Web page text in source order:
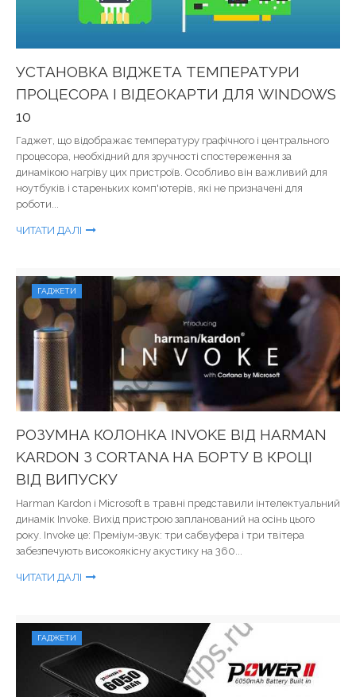
УСТАНОВКА ВІДЖЕТА ТЕМПЕРАТУРИ
ПРОЦЕСОРА І ВІДЕОКАРТИ ДЛЯ WINDOWS
10
Гаджет, що відображає температуру графічного і центрального
процесора, необхідний для зручності спостереження за
динамікою нагріву цих пристроїв. Особливо він важливий для
ноутбуків і стареньких комп'ютерів, які не призначені для
роботи...
ЧИТАТИ ДАЛІ
ГАДЖЕТИ
РОЗУМНА КОЛОНКА INVOKE ВІД HARMAN
KARDON З CORTANA НА БОРТУ В КРОЦІ
ВІД ВИПУСКУ
Harman Kardon і Microsoft в травні представили інтелектуальний
динамік Invoke. Вихід пристрою запланований на осінь цього
року. Invoke це: Преміум-звук: три сабвуфера і три твітера
забезпечують високоякісну акустику на 360...
ЧИТАТИ ДАЛІ
ГАДЖЕТИ